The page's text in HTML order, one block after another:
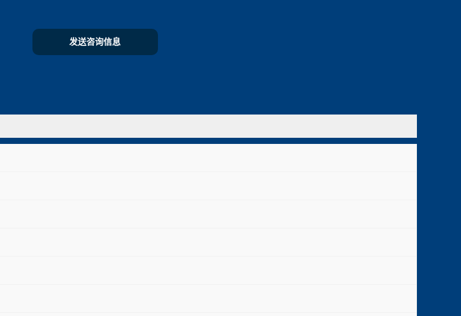
发送咨询信息